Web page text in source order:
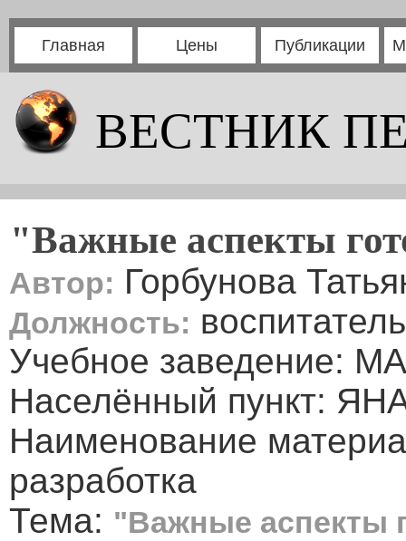
Главная Цены Публикации
ВЕСТНИК
"Важные аспекты
Автор: Горбунова
Должность: воспитатель
Учебное заведение:
Населённый пункт:
Наименование
разработка
Тема: "Важные аспекты